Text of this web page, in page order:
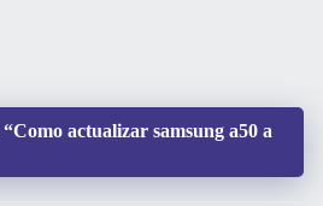
actualizar samsung a50 a